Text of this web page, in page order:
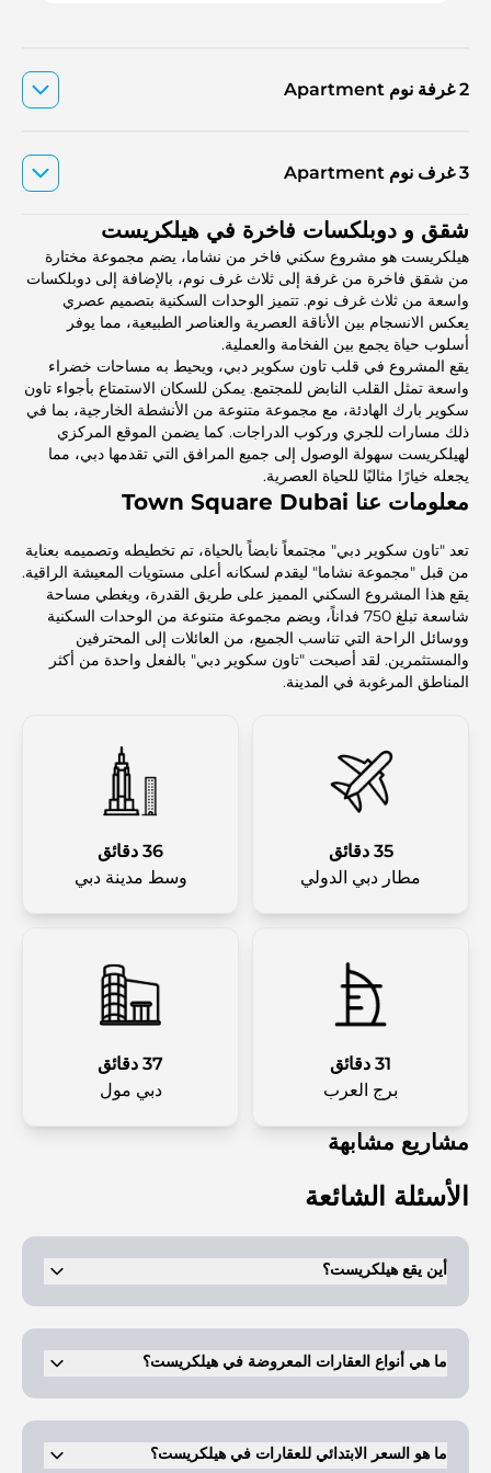
2 غرفة نوم Apartment
3 غرف نوم Apartment
شقق و دوبلكسات فاخرة في هيلكريست
هيلكريست هو مشروع سكني فاخر من نشاما، يضم مجموعة مختارة
من شقق فاخرة من غرفة إلى ثلاث غرف نوم، بالإضافة إلى دوبلكسات
واسعة من ثلاث غرف نوم. تتميز الوحدات السكنية بتصميم عصري
يعكس الانسجام بين الأناقة العصرية والعناصر الطبيعية، مما يوفر
أسلوب حياة يجمع بين الفخامة والعملية.
يقع المشروع في قلب تاون سكوير دبي، ويحيط به مساحات خضراء
واسعة تمثل القلب النابض للمجتمع. يمكن للسكان الاستمتاع بأجواء تاون
سكوير بارك الهادئة، مع مجموعة متنوعة من الأنشطة الخارجية، بما في
ذلك مسارات للجري وركوب الدراجات. كما يضمن الموقع المركزي
لهيلكريست سهولة الوصول إلى جميع المرافق التي تقدمها دبي، مما
يجعله خيارًا مثاليًا للحياة العصرية.
معلومات عنا Town Square Dubai
تعد "تاون سكوير دبي" مجتمعاً نابضاً بالحياة، تم تخطيطه وتصميمه بعناية
من قبل "مجموعة نشاما" ليقدم لسكانه أعلى مستويات المعيشة الراقية.
يقع هذا المشروع السكني المميز على طريق القدرة، ويغطي مساحة
شاسعة تبلغ 750 فداناً، ويضم مجموعة متنوعة من الوحدات السكنية
ووسائل الراحة التي تناسب الجميع، من العائلات إلى المحترفين
والمستثمرين. لقد أصبحت "تاون سكوير دبي" بالفعل واحدة من أكثر
المناطق المرغوبة في المدينة.
35 دقائق
مطار دبي الدولي
36 دقائق
وسط مدينة دبي
31 دقائق
برج العرب
37 دقائق
دبي مول
مشاريع مشابهة
الأسئلة الشائعة
أين يقع هيلكريست؟
ما هي أنواع العقارات المعروضة في هيلكريست؟
غرف نوم للبيع.
ما هو السعر الابتدائي للعقارات في هيلكريست؟